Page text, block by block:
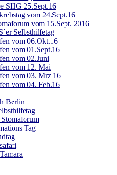
SHG 25.Sept.16
vom 24.Sept.16
vom 15.Sept. 2016
Selbsthilfetag
vom 06.Okt.16
vom 01.Sept.16
vom 02.Juni
vom 12. Mai
vom 03. Mrz.16
vom 04. Feb.16
Berlin
Tag